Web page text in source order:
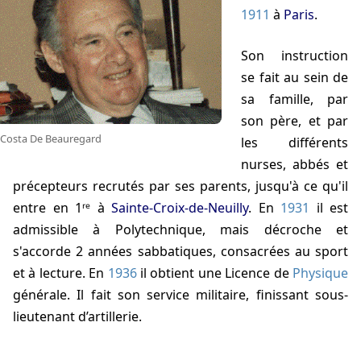
Costa De Beauregard
1911 à Paris.
Son instruction
se fait au sein de
sa famille, par
son père, et par
les différents
nurses, abbés et
précepteurs recrutés par ses parents, jusqu'à ce qu'il
entre en 1ʳᵉ à Sainte-Croix-de-Neuilly. En 1931 il est
admissible à Polytechnique, mais décroche et
s'accorde 2 années sabbatiques, consacrées au sport
et à lecture. En 1936il obtient une Licence de Physique
générale. Il fait son service militaire, finissant sous-
lieutenant d’artillerie.